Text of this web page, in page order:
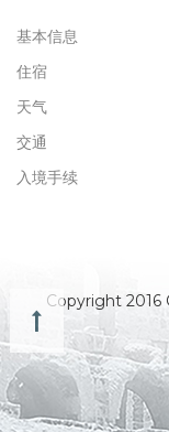
基本信息
住宿
天气
交通
入境手续
Copyright 2016